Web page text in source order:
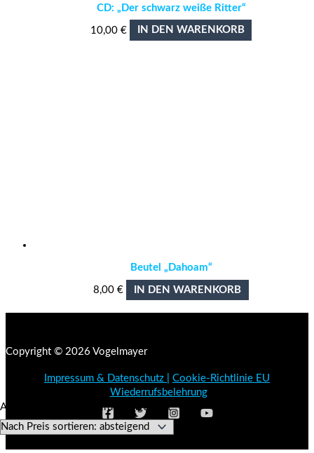
Alle 11 Ergebnisse werden angezeigtNach
Preis
sortiert:
absteigend
CD: „Der schwarz weiße Ritter“
10,00 € IN DEN WARENKORB
Beutel „Dahoam“
8,00€ IN DEN WARENKORB
Copyright © 2026 Vogelmayer
Impressum & Datenschutz
Cookie-Richtlinie EU
Wiederrufsbelehrung